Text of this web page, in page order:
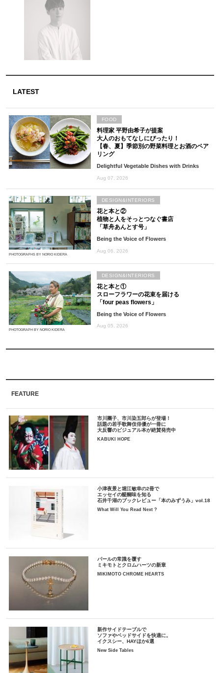
LATEST
料理家 平野由希子が提案
大人のおもてなしにぴったり！
【春、夏】季節別の野菜料理とお酒のペア
リング
Delightful Vegetable Dishes with Drinks
Aug 07, 2026
FOOD
PHOTOGRAPHS BY NORIO KIDERA
花と本と②
植物と人をそっとつなぐ書店
「草舟あんとす号」
Being the Voice of Flowers
Aug 06, 2026
DESIGN&INTERIORS
PHOTOGRAPH BY NORIO KIDERA
花と本と①
スローフラワーの花束を届ける
「four peas flowers」
Being the Voice of Flowers
Aug 05, 2026
DESIGN&INTERIORS
FEATURE
市川團子、市川染五郎らが登場！
話題の若手歌舞伎俳優が一冊に
大反響のビジュアル本が絶賛発売中
KABUKI HOPE
小津夜景と堀江敏幸の2冊で
エッセイの醍醐味を知る
石井千湖のブックレビュー「本のみずうみ」vol.18
What Will You Read Next ?
パールの常識を覆す
ミキモトとクロムハーツの新章
MIKIMOTO CHROME HEARTS
新作サイドテーブルで
ソファやベッドサイドを快適に。
イクスシー、HAYほか6選
New Side Tables